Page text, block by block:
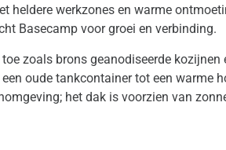
werkzones en warme
Basecamp voor groei en verbinding.
zoals brons geanodiseerde
oude tankcontainer tot een warme
het dak is voorzien van